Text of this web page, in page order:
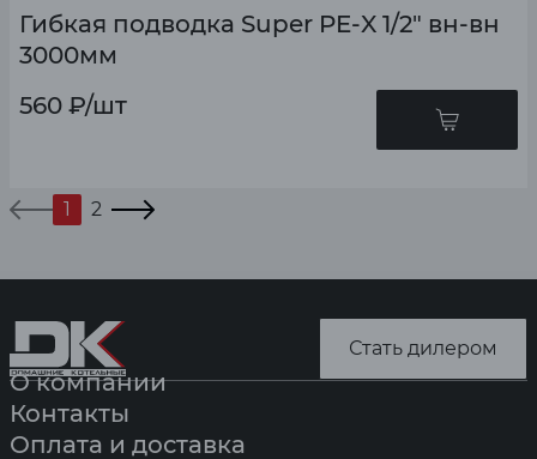
Гибкая подводка Super PE-X 1/2" вн-вн
3000мм
560 ₽/шт
1 2
Стать дилером
О компании
Контакты
Оплата и доставка